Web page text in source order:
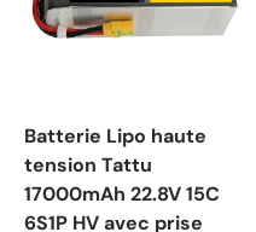
Batterie Lipo haute
tension Tattu
17000mAh 22.8V 15C
6S1P HV avec prise